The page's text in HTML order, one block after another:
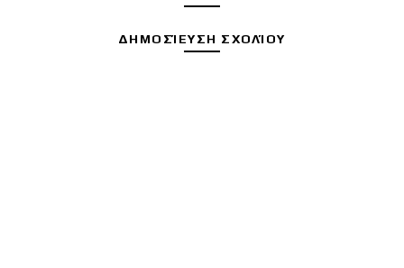
ΔΗΜΟΣΊΕΥΣΗ ΣΧΟΛΊΟΥ